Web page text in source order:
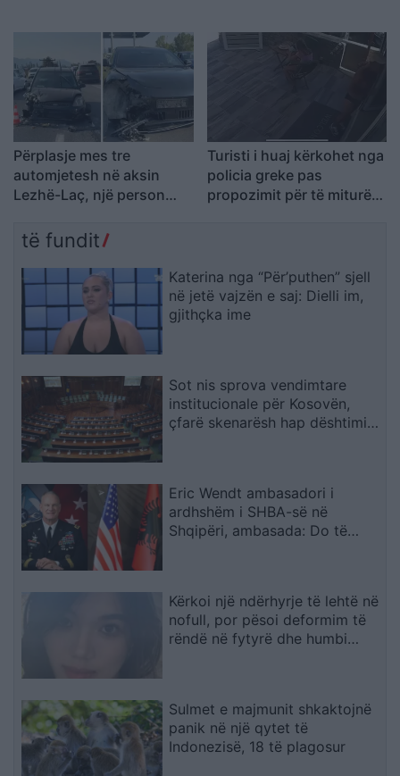
parashikimi për sot
Përplasje mes tre
automjetesh në aksin
Lezhë-Laç, një person
Turisti i huaj kërkohet nga
policia greke pas
propozimit për të miturën
të fundit
Katerina nga “Për’puthen” sjell
në jetë vajzën e saj: Dielli im,
gjithçka ime
Sot nis sprova vendimtare
institucionale për Kosovën,
çfarë skenarësh hap dështimi i
Eric Wendt ambasadori i
ardhshëm i SHBA-së në
Shqipëri, ambasada: Do të
Kërkoi një ndërhyrje të lehtë në
nofull, por pësoi deformim të
rëndë në fytyrë dhe humbi
Sulmet e majmunit shkaktojnë
panik në një qytet të
Indonezisë, 18 të plagosur